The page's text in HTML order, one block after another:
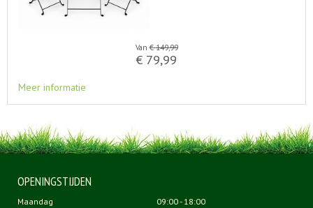
Van € 149,99
€ 79,99
Meer informatie
OPENINGSTIJDEN
Maandag
09:00 - 18:00